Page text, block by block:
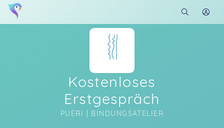
Kostenloses
Erstgespräch
PUERI | BINDUNGSATELIER